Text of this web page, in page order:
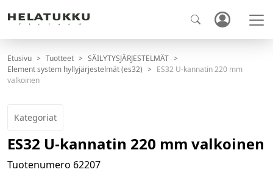
Etusivu Tuotteet
SÄILYTYSJÄRJESTELMÄT
Element system hyllyjärjestelmät (es32)
ES32 U-kannatin 220 mm
valkoinen
Kategoriat
ES32 U-kannatin 220 mm valkoinen
Tuotenumero 62207